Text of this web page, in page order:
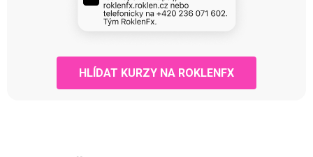
HLÍDAT KURZY NA ROKLENFX